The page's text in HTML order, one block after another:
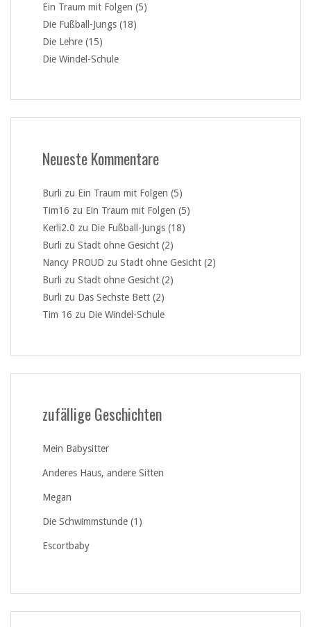
Ein Traum mit Folgen (5)
Die Fußball-Jungs (18)
Die Lehre (15)
Die Windel-Schule
Neueste Kommentare
Burli zu Ein Traum mit Folgen (5)
Tim16 zu Ein Traum mit Folgen (5)
Kerli2.0 zu Die Fußball-Jungs (18)
Burli zu Stadt ohne Gesicht (2)
Nancy PROUD zu Stadt ohne Gesicht (2)
Burli zu Stadt ohne Gesicht (2)
Burli zu Das Sechste Bett (2)
Tim 16 zu Die Windel-Schule
zufällige Geschichten
Mein Babysitter
Anderes Haus, andere Sitten
Megan
Die Schwimmstunde (1)
Escortbaby